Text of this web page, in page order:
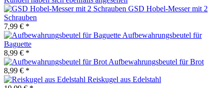
GSD Hobel-Messer mit 2
Schrauben
7,99 € *
Aufbewahrungsbeutel für
Baguette
8,99 € *
Aufbewahrungsbeutel für Brot
8,99 € *
Reiskugel aus Edelstahl